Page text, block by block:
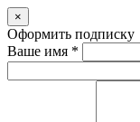
×
Оформить подписку
Ваше имя *